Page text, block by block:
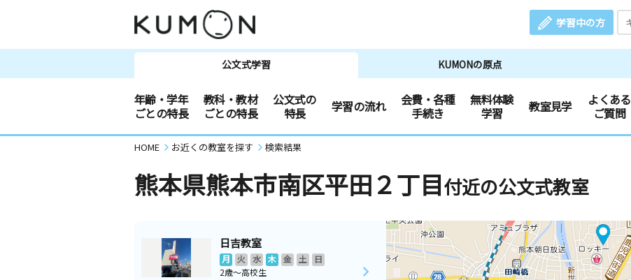
学習中の方
公文式学習 KUMONの原点
年齢・学年
ごとの特長
教科・教材
ごとの特長
公文式の
特長
学習の流れ
会費・各種
手続き
無料体験
学習
教室見学
よくある
ご質問
HOME お近くの教室を探す 検索結果
熊本県熊本市南区平田２丁目付近の公文式教室
日吉教室
月 火 水 木 金 土
日
2歳～高校生